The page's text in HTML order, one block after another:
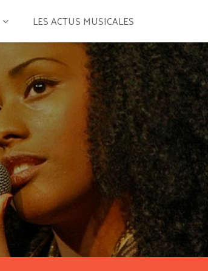
LES ACTUS MUSICALES